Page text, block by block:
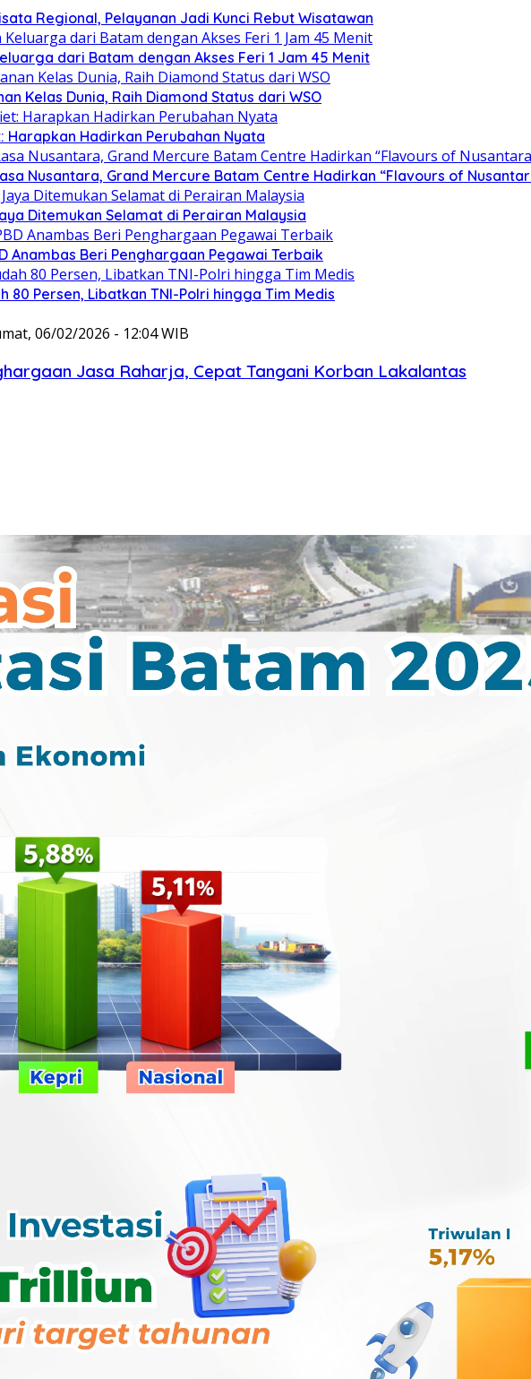
Regional, Pelayanan Jadi Kunci Rebut Wisatawan
dari Batam dengan Akses Feri 1 Jam 45 Menit
Kelas Dunia, Raih Diamond Status dari WSO
Harapkan Hadirkan Perubahan Nyata
Nusantara, Grand Mercure Batam Centre Hadirkan “Flavours of
Ditemukan Selamat di Perairan Malaysia
Anambas Beri Penghargaan Pegawai Terbaik
80 Persen, Libatkan TNI-Polri hingga Tim Medis
06/02/2026 - 12:04 WIB
Jasa Raharja, Cepat Tangani Korban Lakalantas